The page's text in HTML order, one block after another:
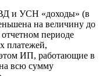
и УСН «доходы» (в
на величину до
периоде
платежей,
ИП, работающие в
всю сумму